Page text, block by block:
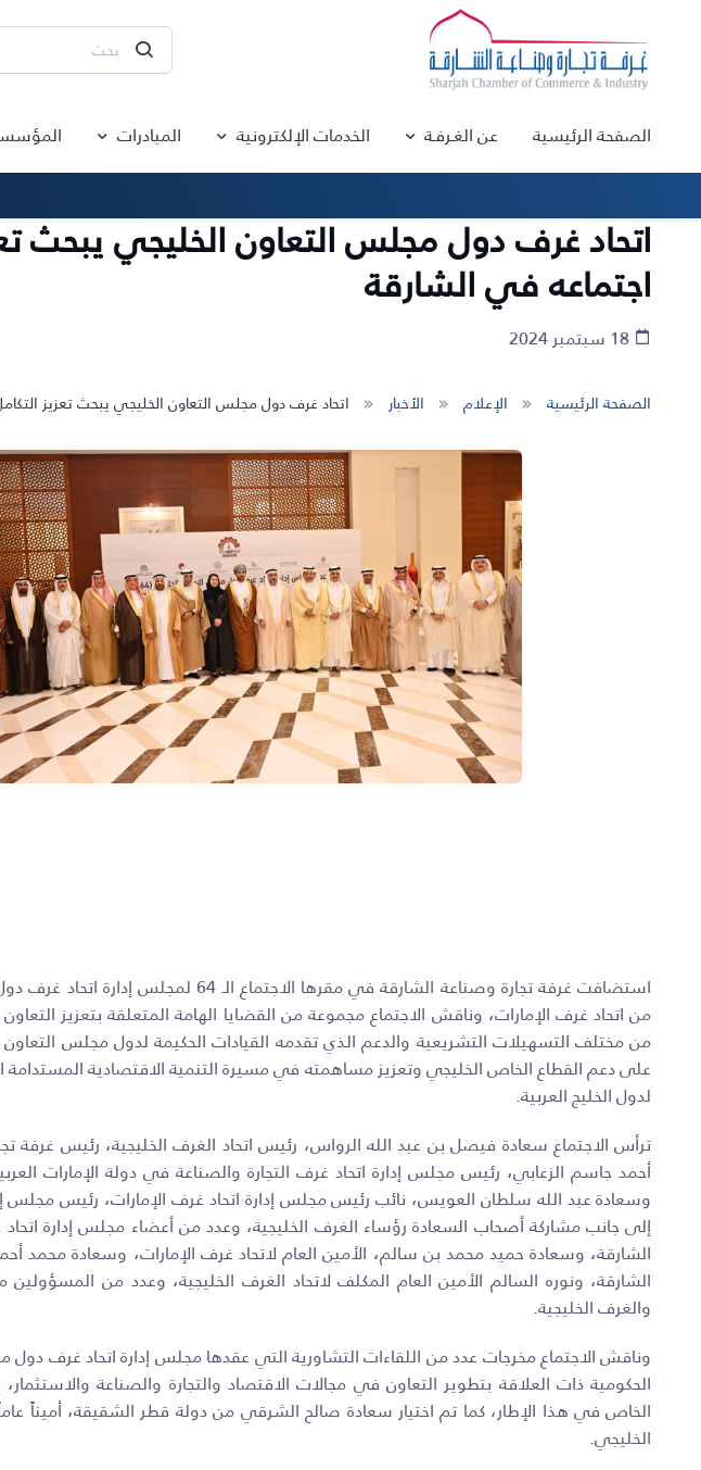
الصفحة الرئيسية عن الغـرفـة الخدمات الإلكترونية المبادرات
اتحاد غرف دول مجلس التعاون الخليجي يبحث
اجتماعه في الشارقة
الصفحة الرئيسية الإعلام الأخبار اتحاد غرف دول مجلس التعاون الخليجي يبحث تعزيز
استضافت غرفة تجارة وصناعة الشارقة في مقرها
من اتحاد غرف الإمارات، وناقش الاجتماع مجموعة من القضايا الهامة المتعلقة بتعزيز
من مختلف التسهيلات التشريعية والدعم الذي تقدمه القيادات الحكيمة لدول مجلس التعاون
على دعم القطاع الخاص الخليجي وتعزيز مساهمته في مسيرة التنمية الاقتصادية
لدول الخليج العربية.
ترأس الاجتماع سعادة فيصل بن عبد الله الرواس، رئيس اتحاد الغرف الخليجية، رئيس غرفة
أحمد جاسم الزعابي، رئيس مجلس إدارة اتحاد غرف التجارة والصناعة في دولة الإمارات
وسعادة عبد الله سلطان العويس، نائب رئيس مجلس إدارة اتحاد غرف الإمارات، رئيس مجلس
إلى جانب مشاركة أصحاب السعادة رؤساء الغرف الخليجية، وعدد من أعضاء مجلس إدارة
الشارقة، وسعادة حميد محمد بن سالم، الأمين العام لاتحاد غرف الإمارات، وسعادة محمد
الشارقة، ونوره السالم الأمين العام المكلف لاتحاد الغرف الخليجية، وعدد من
والغرف الخليجية.
وناقش الاجتماع مخرجات عدد من اللقاءات التشاورية التي عقدها مجلس إدارة اتحاد غرف
الحكومية ذات العلاقة بتطوير التعاون في مجالات الاقتصاد والتجارة والصناعة
الخاص في هذا الإطار، كما تم اختيار سعادة صالح الشرقي من دولة قطر الشقيقة، أميناً
الخليجي.